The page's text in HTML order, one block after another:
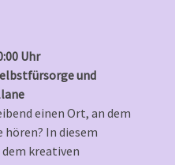
Uhr
und
einen Ort, an dem
hören? In diesem
kreativen